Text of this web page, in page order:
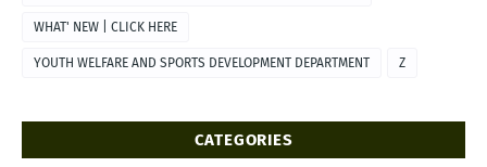
WHAT' NEW | CLICK HERE
YOUTH WELFARE AND SPORTS DEVELOPMENT DEPARTMENT Z
CATEGORIES